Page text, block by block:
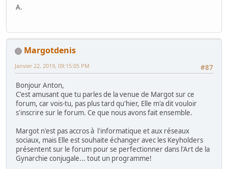
A.
Margotdenis
#87
Janvier 22, 2019, 09:15:05 PM
Bonjour Anton,
C'est amusant que tu parles de la venue de Margot sur ce
forum, car vois-tu, pas plus tard qu'hier, Elle m'a dit vouloir
s'inscrire sur le forum. Ce que nous avons fait ensemble.
Margot n'est pas accros à l'informatique et aux réseaux
sociaux, mais Elle est souhaite échanger avec les Keyholders
présentent sur le forum pour se perfectionner dans l'Art de la
Gynarchie conjugale... tout un programme!